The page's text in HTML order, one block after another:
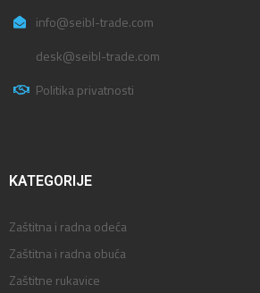
info@seibl-trade.com
desk@seibl-trade.com
Politika privatnosti
KATEGORIJE
Zaštitna i radna odeća
Zaštitna i radna obuća
Zaštitne rukavice